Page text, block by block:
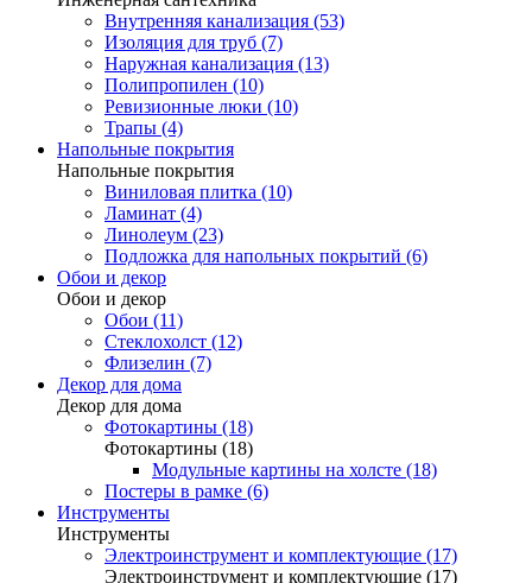
Внутренняя канализация (53)
Изоляция для труб (7)
Наружная канализация (13)
Полипропилен (10)
Ревизионные люки (10)
Трапы (4)
Напольные покрытия
Напольные покрытия
Виниловая плитка (10)
Ламинат (4)
Линолеум (23)
Подложка для напольных покрытий (6)
Обои и декор
Обои и декор
Обои (11)
Стеклохолст (12)
Флизелин (7)
Декор для дома
Декор для дома
Фотокартины (18)
Фотокартины (18)
Модульные картины на холсте (18)
Постеры в рамке (6)
Инструменты
Инструменты
Электроинструмент и комплектующие (17)
Электроинструмент и комплектующие (17)